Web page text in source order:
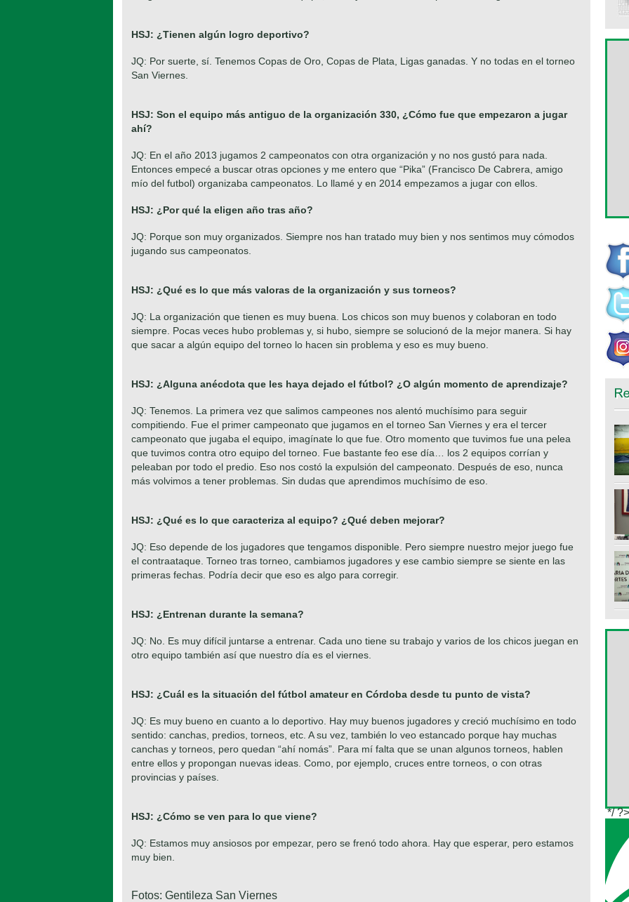
HSJ: ¿Tienen algún logro deportivo?
JQ: Por suerte, sí. Tenemos Copas de Oro, Copas de Plata, Ligas ganadas. Y no todas en el torneo
San Viernes.
HSJ: Son el equipo más antiguo de la organización 330, ¿Cómo fue que empezaron a jugar
ahí?
JQ: En el año 2013 jugamos 2 campeonatos con otra organización y no nos gustó para nada.
Entonces empecé a buscar otras opciones y me entero que “Pika” (Francisco De Cabrera, amigo
mío del futbol) organizaba campeonatos. Lo llamé y en 2014 empezamos a jugar con ellos.
HSJ: ¿Por qué la eligen año tras año?
JQ: Porque son muy organizados. Siempre nos han tratado muy bien y nos sentimos muy cómodos
jugando sus campeonatos.
HSJ: ¿Qué es lo que más valoras de la organización y sus torneos?
JQ: La organización que tienen es muy buena. Los chicos son muy buenos y colaboran en todo
siempre. Pocas veces hubo problemas y, si hubo, siempre se solucionó de la mejor manera. Si hay
que sacar a algún equipo del torneo lo hacen sin problema y eso es muy bueno.
HSJ: ¿Alguna anécdota que les haya dejado el fútbol? ¿O algún momento de aprendizaje?
JQ: Tenemos. La primera vez que salimos campeones nos alentó muchísimo para seguir
compitiendo. Fue el primer campeonato que jugamos en el torneo San Viernes y era el tercer
campeonato que jugaba el equipo, imagínate lo que fue. Otro momento que tuvimos fue una pelea
que tuvimos contra otro equipo del torneo. Fue bastante feo ese día… los 2 equipos corrían y
peleaban por todo el predio. Eso nos costó la expulsión del campeonato. Después de eso, nunca
más volvimos a tener problemas. Sin dudas que aprendimos muchísimo de eso.
HSJ: ¿Qué es lo que caracteriza al equipo? ¿Qué deben mejorar?
JQ: Eso depende de los jugadores que tengamos disponible. Pero siempre nuestro mejor juego fue
el contraataque. Torneo tras torneo, cambiamos jugadores y ese cambio siempre se siente en las
primeras fechas. Podría decir que eso es algo para corregir.
HSJ: ¿Entrenan durante la semana?
JQ: No. Es muy difícil juntarse a entrenar. Cada uno tiene su trabajo y varios de los chicos juegan en
otro equipo también así que nuestro día es el viernes.
HSJ: ¿Cuál es la situación del fútbol amateur en Córdoba desde tu punto de vista?
JQ: Es muy bueno en cuanto a lo deportivo. Hay muy buenos jugadores y creció muchísimo en todo
sentido: canchas, predios, torneos, etc. A su vez, también lo veo estancado porque hay muchas
canchas y torneos, pero quedan “ahí nomás”. Para mí falta que se unan algunos torneos, hablen
entre ellos y propongan nuevas ideas. Como, por ejemplo, cruces entre torneos, o con otras
provincias y países.
HSJ: ¿Cómo se ven para lo que viene?
JQ: Estamos muy ansiosos por empezar, pero se frenó todo ahora. Hay que esperar, pero estamos
muy bien.
Fotos: Gentileza San Viernes
*/ ?>